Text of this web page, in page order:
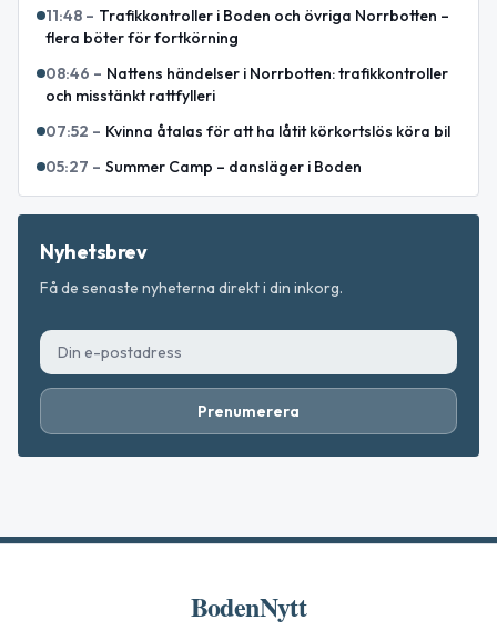
11:48 – Trafikkontroller i Boden och övriga Norrbotten –
flera böter för fortkörning
08:46 – Nattens händelser i Norrbotten: trafikkontroller
och misstänkt rattfylleri
07:52 – Kvinna åtalas för att ha låtit körkortslös köra bil
05:27 – Summer Camp – dansläger i Boden
Nyhetsbrev
Få de senaste nyheterna direkt i din inkorg.
Prenumerera
BodenNytt